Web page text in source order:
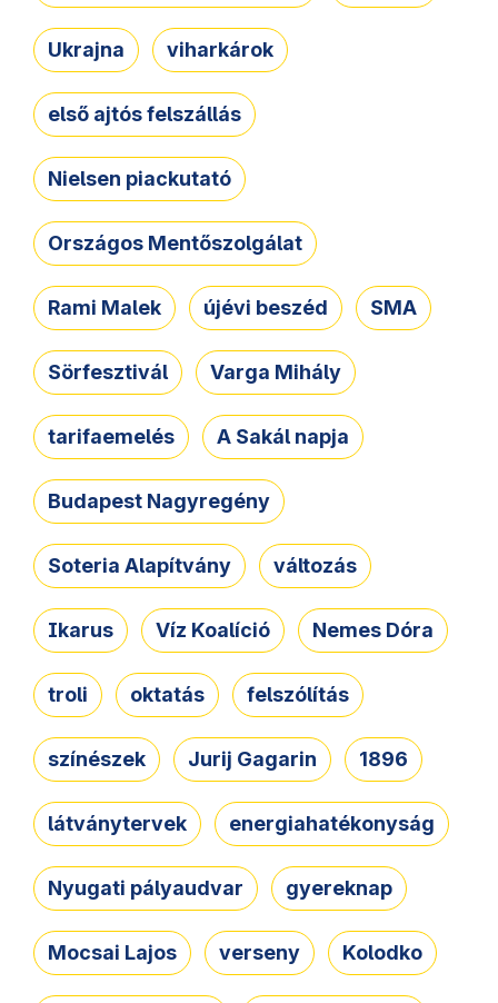
Ukrajna viharkárok
első ajtós felszállás
Nielsen piackutató
Országos Mentőszolgálat
Rami Malek újévi beszéd SMA
Sörfesztivál Varga Mihály
tarifaemelés A Sakál napja
Budapest Nagyregény
Soteria Alapítvány változás
Ikarus Víz Koalíció Nemes Dóra
troli oktatás felszólítás
színészek Jurij Gagarin 1896
látványtervek energiahatékonyság
Nyugati pályaudvar gyereknap
Mocsai Lajos verseny Kolodko